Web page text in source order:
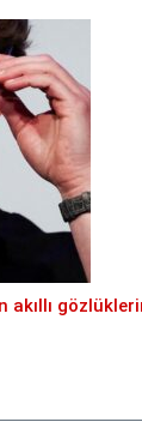
akıllı